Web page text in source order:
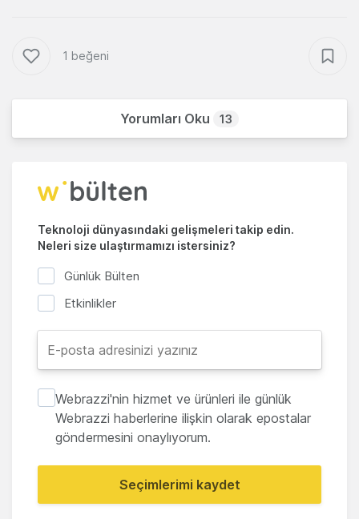
1 beğeni
Yorumları Oku 13
Teknoloji dünyasındaki gelişmeleri takip edin.
Neleri size ulaştırmamızı istersiniz?
Günlük Bülten
Etkinlikler
Webrazzi'nin hizmet ve ürünleri ile günlük
Webrazzi haberlerine ilişkin olarak epostalar
göndermesini onaylıyorum.
Seçimlerimi kaydet